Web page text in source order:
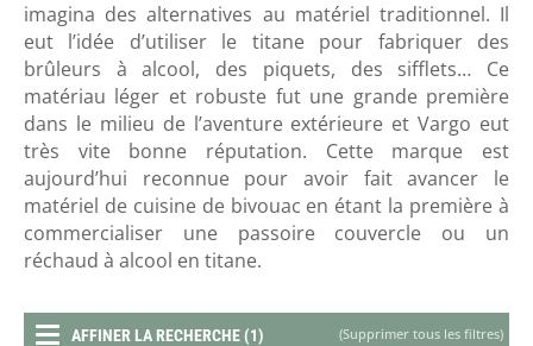
imagina des alternatives au matériel traditionnel. Il
eut l’idée d’utiliser le titane pour fabriquer des
brûleurs à alcool, des piquets, des sifflets… Ce
matériau léger et robuste fut une grande première
dans le milieu de l’aventure extérieure et Vargo eut
très vite bonne réputation. Cette marque est
aujourd’hui reconnue pour avoir fait avancer le
matériel de cuisine de bivouac en étant la première à
commercialiser une passoire couvercle ou un
réchaud à alcool en titane.
(Supprimer tous les filtres)
AFFINER LA RECHERCHE (1)